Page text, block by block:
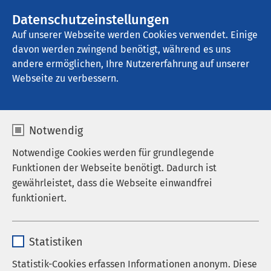
Datenschutzeinstellungen
Auf unserer Webseite werden Cookies verwendet. Einige
davon werden zwingend benötigt, während es uns
andere ermöglichen, Ihre Nutzererfahrung auf unserer
Webseite zu verbessern.
Notwendig
Notwendige Cookies werden für grundlegende
Funktionen der Webseite benötigt. Dadurch ist
gewährleistet, dass die Webseite einwandfrei
funktioniert.
Anbieter sgalinski
Statistiken
Statistik-Cookies erfassen Informationen anonym. Diese
AMEOS Poliklinikum Halberstadt
Kardiologie
Ihre Fachpraxis für Herz-
Kreislauf-Erkrankungen im
AMEOS Poliklinikum
Halberstadt